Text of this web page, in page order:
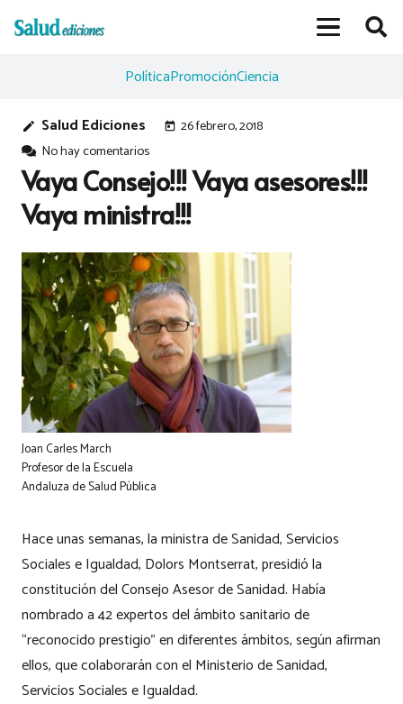
PolíticaPromociónCiencia
edit Salud Ediciones today 26 febrero, 2018
No hay comentarios
Vaya Consejo!!! Vaya asesores!!!
Vaya ministra!!!
Joan Carles March
Profesor de la Escuela
Andaluza de Salud Pública
Hace unas semanas, la ministra de Sanidad, Servicios
Sociales e Igualdad, Dolors Montserrat, presidió la
constitución del Consejo Asesor de Sanidad. Había
nombrado a 42 expertos del ámbito sanitario de
“reconocido prestigio” en diferentes ámbitos, según afirman
ellos, que colaborarán con el Ministerio de Sanidad,
Servicios Sociales e Igualdad.